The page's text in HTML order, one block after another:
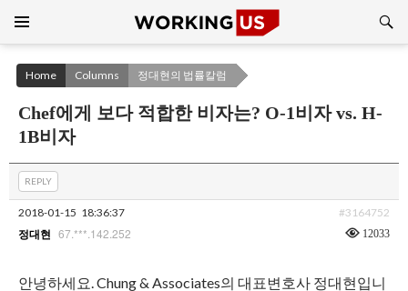
CONTENT
Home Columns 정대현의 법률칼럼
Chef에게 보다 적합한 비자는? O-1비자 vs. H-
1B비자
REPLY
2018-01-15 18:36:37 #3164752
정대현 67.***.142.252 12033
안녕하세요. Chung & Associates의 대표변호사 정대현입니